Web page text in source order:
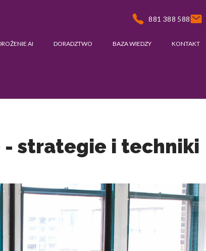
881 388 588
AI DORADZTWO BAZA WIEDZY KONTAKT
- strategie i techniki